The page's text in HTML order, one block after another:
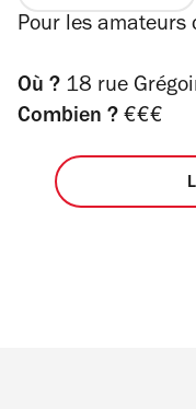
Pour les amateurs
Où ? 18 rue
Combien ? €€€